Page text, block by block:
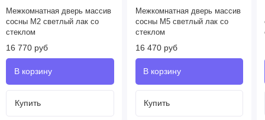
Межкомнатная дверь массив
сосны М2 светлый лак со
стеклом
16 770 руб
Купить
Межкомнатная дверь массив
сосны М5 светлый лак со
стеклом
16 470 руб
Купить